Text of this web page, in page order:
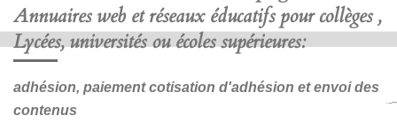
Annuaires web et réseaux éducatifs pourcollèges ,
Lycées, universités ou écoles supérieures:
adhésion, paiement cotisation d'adhésion et envoi des
contenus